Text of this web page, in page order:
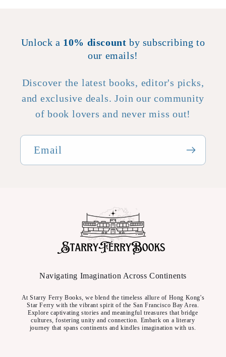
story. Highly, highly
recommended!
Unlock a 10% discount by subscribing to
our emails!
Discover the latest books, editor's picks,
and exclusive deals. Join our community
of book lovers and never miss out!
Email
Navigating Imagination Across Continents
At Starry Ferry Books, we blend the timeless allure of Hong Kong's
Star Ferry with the vibrant spirit of the San Francisco Bay Area.
Explore captivating stories and meaningful treasures that bridge
cultures, fostering unity and connection. Embark on a literary
journey that spans continents and kindles imagination with us.